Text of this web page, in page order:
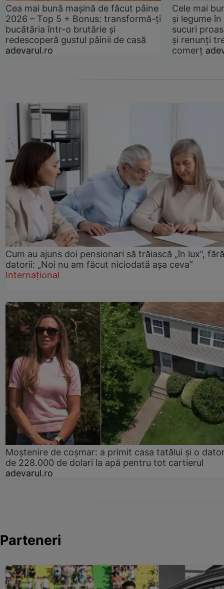
Cea mai bună mașină de făcut pâine
2026 – Top 5 + Bonus: transformă-ți
bucătăria într-o brutărie și
redescoperă gustul pâinii de casă
adevarul.ro
Cele mai
și legume
sucuri
și renunți
comerț
Cum au ajuns doi pensionari să trăiască „în lux”, fără
datorii: „Noi nu am făcut niciodată așa ceva”
Internațional
Moștenire de coșmar: a primit casa tatălui și o
de 228.000 de dolari la apă pentru tot cartierul
adevarul.ro
Parteneri